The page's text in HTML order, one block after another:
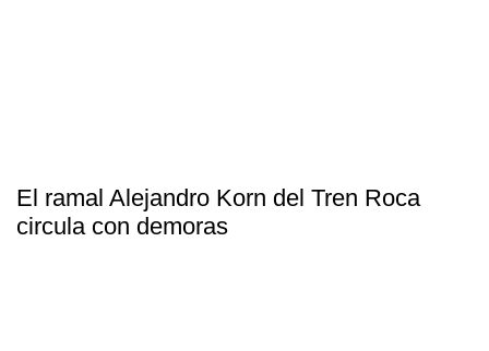
El ramal Alejandro Korn del Tren Roca
circula con demoras